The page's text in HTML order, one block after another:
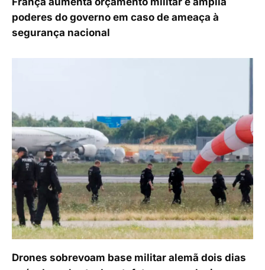
poderes do governo em caso de ameaça à
segurança nacional
Drones sobrevoam base militar alemã dois dias